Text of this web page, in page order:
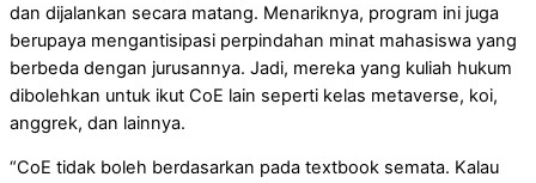
dan dijalankan secara matang. Menariknya, program ini juga
berupaya mengantisipasi perpindahan minat mahasiswa yang
berbeda dengan jurusannya. Jadi, mereka yang kuliah hukum
dibolehkan untuk ikut CoE lain seperti kelas metaverse, koi,
anggrek, dan lainnya.
“CoE tidak boleh berdasarkan pada textbook semata. Kalau